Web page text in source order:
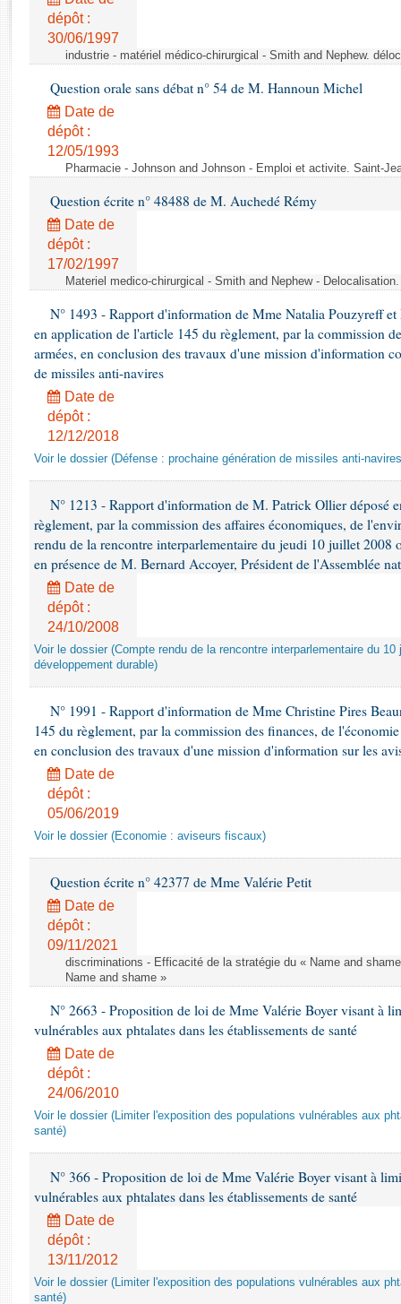
Rapports d'enquête
Rapports législatifs
Dossiers législatifs
Budget et sécurité sociale
Questions écrites et orales
dépôt :
30/06/1997
industrie - matériel médico-chirurgical - Smith and Nephew.
Question orale sans débat n° 54 de M. Hannoun Michel
Date de
dépôt :
12/05/1993
Pharmacie - Johnson and Johnson - Emploi et activite. Saint-
Question écrite n° 48488 de M. Auchedé Rémy
Date de
dépôt :
17/02/1997
Materiel medico-chirurgical - Smith and Nephew -
N° 1493 - Rapport d'information de Mme Natalia Pouzyreff
en application de l'article 145 du règlement, par la commission
armées, en conclusion des travaux d'une mission d'information
de missiles anti-navires
Date de
dépôt :
12/12/2018
Voir le dossier (Défense : prochaine génération de missiles anti-
N° 1213 - Rapport d'information de M. Patrick Ollier déposé
règlement, par la commission des affaires économiques, de
rendu de la rencontre interparlementaire du jeudi 10 juillet 2008
en présence de M. Bernard Accoyer, Président de l'Assemblée
Date de
dépôt :
24/10/2008
Voir le dossier (Compte rendu de la rencontre interparlementaire du
développement durable)
N° 1991 - Rapport d'information de Mme Christine Pires
145 du règlement, par la commission des finances, de
en conclusion des travaux d'une mission d'information sur les
Date de
dépôt :
05/06/2019
Voir le dossier (Economie : aviseurs fiscaux)
Question écrite n° 42377 de Mme Valérie Petit
Date de
dépôt :
09/11/2021
discriminations - Efficacité de la stratégie du « Name and
Name and shame »
N° 2663 - Proposition de loi de Mme Valérie Boyer visant à
vulnérables aux phtalates dans les établissements de santé
Date de
dépôt :
24/06/2010
Voir le dossier (Limiter l'exposition des populations vulnérables aux
santé)
N° 366 - Proposition de loi de Mme Valérie Boyer visant à
vulnérables aux phtalates dans les établissements de santé
Date de
dépôt :
13/11/2012
Voir le dossier (Limiter l'exposition des populations vulnérables aux
santé)